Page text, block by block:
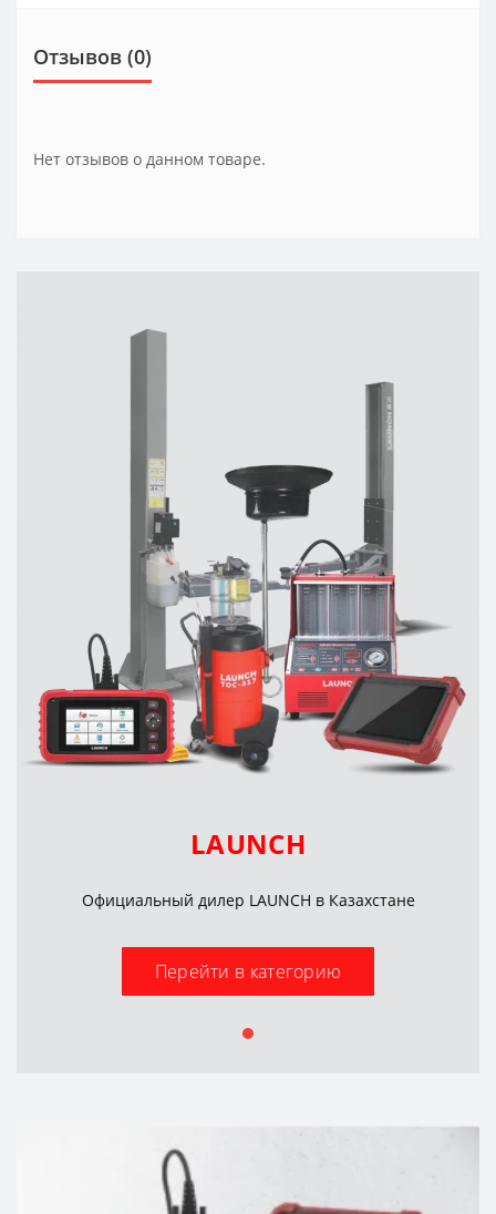
Отзывов (0)
Нет отзывов о данном товаре.
LAUNCH
Официальный дилер LAUNCH в Казахстане
Перейти в категорию